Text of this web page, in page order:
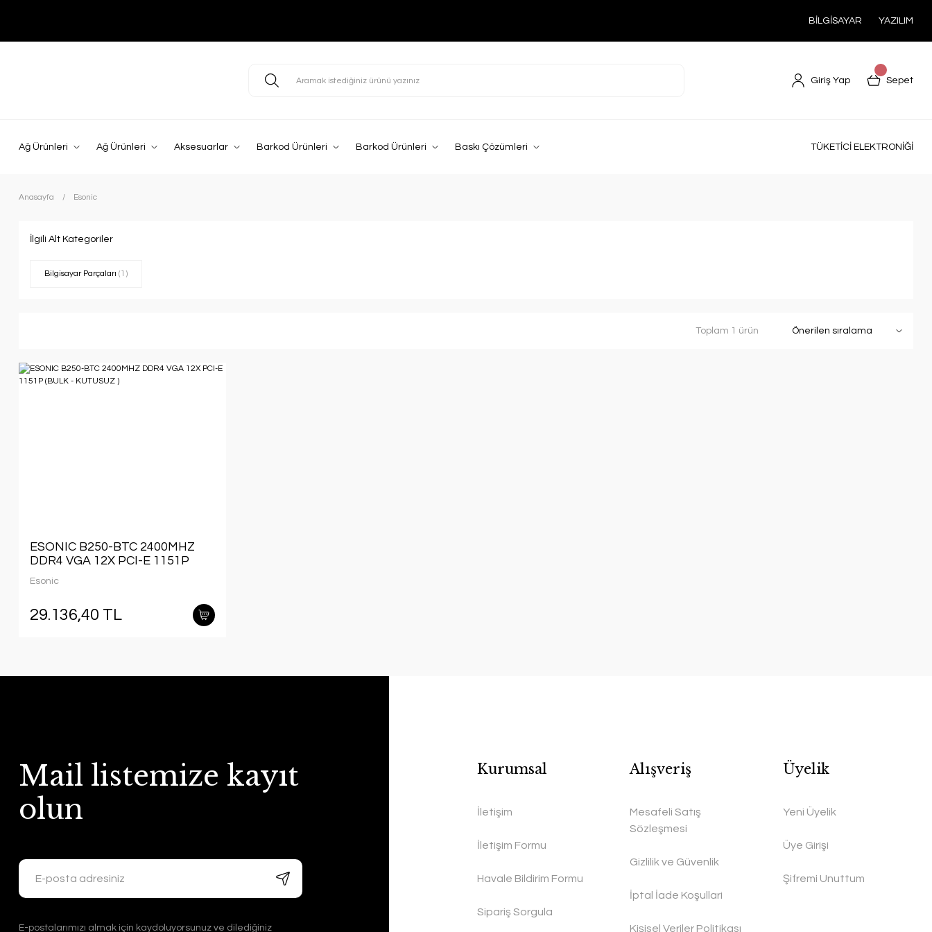
BİLGİSAYAR YAZILIM
Giriş Yap Sepet
Ağ Ürünleri Ağ Ürünleri Aksesuarlar Barkod Ürünleri Barkod Ürünleri Baskı Çözümleri TÜKETİCİ ELEKTRONİĞİ
Anasayfa Esonic
İlgili Alt Kategoriler
Bilgisayar Parçaları (1)
Toplam 1 ürün
ESONIC B250-BTC 2400MHZ
DDR4 VGA 12X PCI-E 1151P
(BULK - KUTUSUZ )
Esonic
29.136,40 TL
Mail listemize kayıt
olun
E-postalarımızı almak için kaydoluyorsunuz ve dilediğiniz
Kurumsal
İletişim
İletişim Formu
Havale Bildirim Formu
Sipariş Sorgula
Alışveriş
Mesafeli Satış
Sözleşmesi
Gizlilik ve Güvenlik
İptal İade Koşullari
Kişisel Veriler Politikası
Üyelik
Yeni Üyelik
Üye Girişi
Şifremi Unuttum